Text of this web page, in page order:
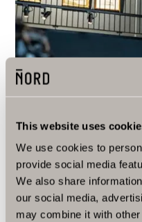
This website uses
We use cookies to
provide social media
We also share
our social media,
may combine it with